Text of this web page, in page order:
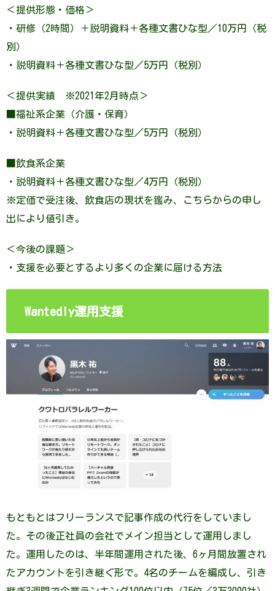
＜提供形態・価格＞
・研修（2時間）＋説明資料＋各種文書ひな型／10万円（税
別）
・説明資料＋各種文書ひな型／5万円（税別）
＜提供実績 ※2021年2月時点＞
■福祉系企業（介護・保育）
・説明資料＋各種文書ひな型／5万円（税別）
■飲食系企業
・説明資料＋各種文書ひな型／4万円（税別）
※定価で受注後、飲食店の現状を鑑み、こちらからの申し
出により値引き。
＜今後の課題＞
・支援を必要とするより多くの企業に届ける方法
Wantedly運用支援
もともとはフリーランスで記事作成の代行をしていまし
た。その後正社員の会社でメイン担当として運用しまし
た。運用したのは、半年間運用された後、6ヶ月間放置され
たアカウントを引き継ぐ形で。4名のチームを編成し、引き